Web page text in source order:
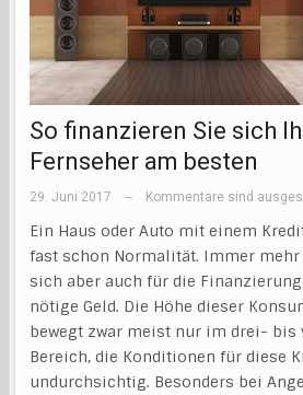
So finanzieren Sie sich
Fernseher am besten
29. Juni 2017 — Kommentare sind
Ein Haus oder Auto mit einem
fast schon Normalität. Immer
sich aber auch für die
nötige Geld. Die Höhe dieser
bewegt zwar meist nur im drei-
Bereich, die Konditionen für diese
undurchsichtig. Besonders bei